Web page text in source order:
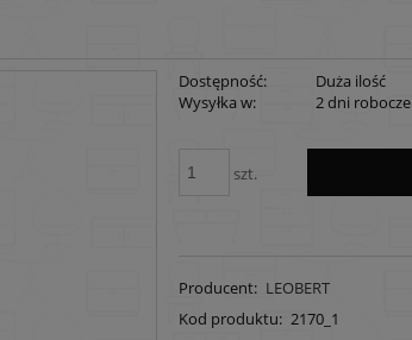
Dostępność:
Duża ilość
Wysyłka w:
2 dni robocze
szt.
Producent: LEOBERT
Kod produktu: 2170_1